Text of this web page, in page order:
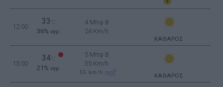
12:00
33
36% υγρ.
4 Μπφ B
24 Km/h
ΚΑΘΑΡΟΣ
15:00
34°C
21% υγρ.
5 Μπφ B
35 Km/h
55 km/h ΚΑΘΑΡΟΣ